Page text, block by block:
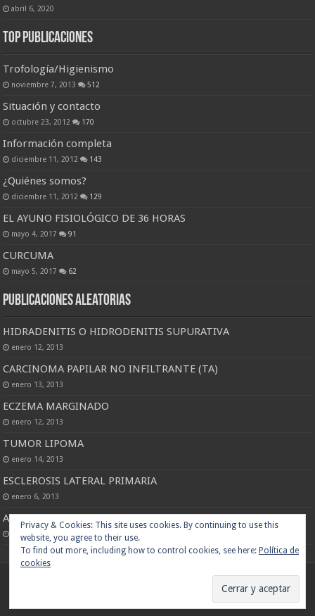
abril 6, 2020
Top Publicaciones
Trofología/Higienismo
noviembre 7, 2013 512
Situación y contacto
octubre 23, 2012 170
Información completa
diciembre 11, 2012 143
¿Quiénes somos?
diciembre 11, 2012 129
EL AYUNO FISIOLÓGICO DE 36 HORAS
mayo 4, 2017 91
CURCUMA
mayo 5, 2017 62
Publicaciones Aleatorias
HIDRADENITIS O HIDRODENITIS SUPURATIVA
enero 12, 2013
CARCINOMA PAPILAR NO INFILTRANTE (TA)
enero 13, 2013
ECZEMA MARGINADO
enero 12, 2013
TUMOR LIPOMA
enero 14, 2013
ESCLEROSIS LATERAL PRIMARIA
enero 6, 2013
ALCARAVERA (carum carvi)
abril 14, 2013
© Copyright 2013 - Todos los derechos reservados www.binipatia.com
Privacy & Cookies: This site uses cookies. By continuing to use this
website, you agree to their use.
To find out more, including how to control cookies, see here: Política de
cookies